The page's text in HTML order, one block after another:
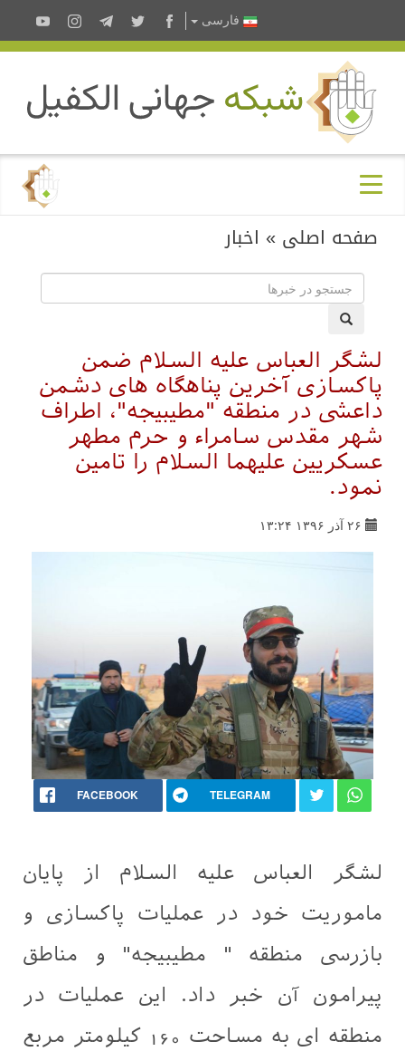
فارسى
صفحه اصلی » اخبار
لشگر العباس علیه السلام ضمن
پاکسازی آخرین پناهگاه های دشمن
داعشی در منطقه "مطیبیجه"، اطراف
شهر مقدس سامراء و حرم مطهر
عسکریین علیهما السلام را تامین
نمود.
۲۶ آذر ۱۳۹۶ ۱۳:۲۴
FACEBOOK TELEGRAM
لشگر العباس علیه السلام از پایان
ماموریت خود در عملیات پاکسازی و
بازرسی منطقه " مطیبیجه" و مناطق
پیرامون آن خبر داد. این عملیات در
منطقه ای به مساحت 160 کیلومتر مربع